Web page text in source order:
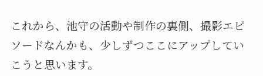
これから、池守の活動や制作の裏側、撮影エピ
ソードなんかも、少しずつここにアップしてい
こうと思います。